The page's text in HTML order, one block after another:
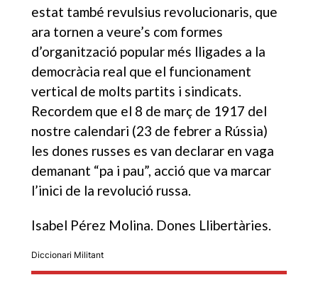
estat també revulsius revolucionaris, que
ara tornen a veure’s com formes
d’organització popular més lligades a la
democràcia real que el funcionament
vertical de molts partits i sindicats.
Recordem que el 8 de març de 1917 del
nostre calendari (23 de febrer a Rússia)
les dones russes es van declarar en vaga
demanant “pa i pau”, acció que va marcar
l’inici de la revolució russa.
Isabel Pérez Molina. Dones Llibertàries.
Diccionari Militant